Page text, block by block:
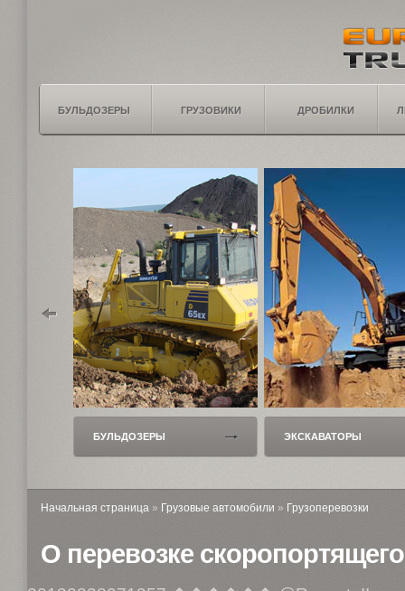
БУЛЬДОЗЕРЫ ГРУЗОВИКИ ДРОБИЛКИ
БУЛЬДОЗЕРЫ ЭКСКАВАТОРЫ
Начальная страница » Грузовые автомобили » Грузоперевозки
О перевозке